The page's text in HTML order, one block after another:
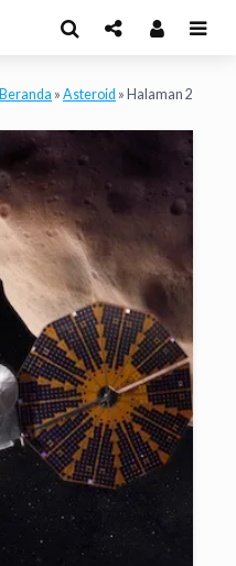
Beranda » Asteroid » Halaman 2